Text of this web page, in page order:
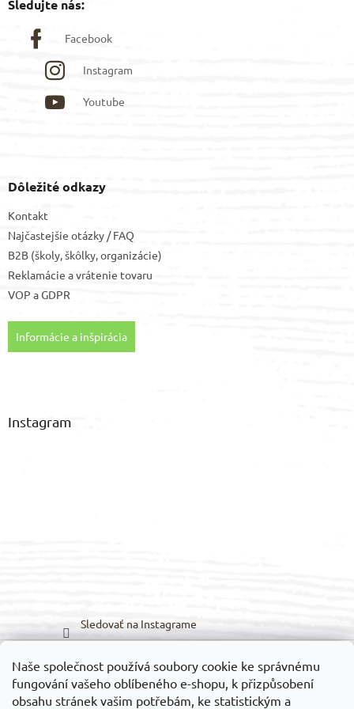
Naše společnost používá soubory cookie ke správnému
fungování vašeho oblíbeného e-shopu, k přizpůsobení
obsahu stránek vašim potřebám, ke statistickým a
Sledujte nás:
Facebook
Instagram
Youtube
Dôležité odkazy
Kontakt
Najčastejšie otázky / FAQ
B2B (školy, škôlky, organizácie)
Reklamácie a vrátenie tovaru
VOP aGDPR
Informácie a inšpirácia
Instagram
Sledovať na Instagrame
Možnosti prepravy: Možnosti platieb: